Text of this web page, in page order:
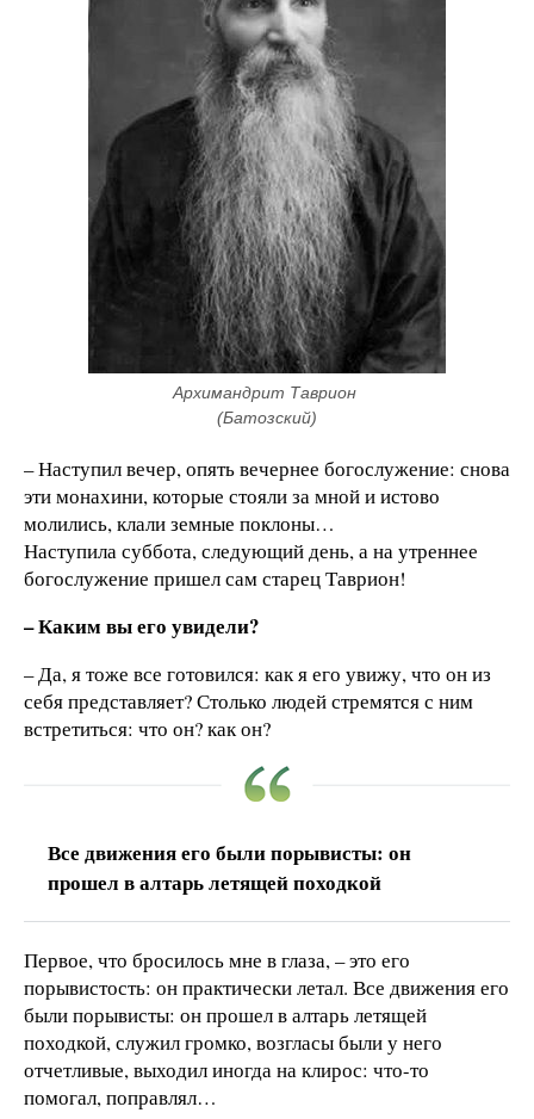
Архимандрит Таврион
(Батозский)
– Наступил вечер, опять вечернее богослужение: снова
эти монахини, которые стояли за мной и истово
молились, клали земные поклоны…
Наступила суббота, следующий день, а на утреннее
богослужение пришел сам старец Таврион!
–Каким вы его увидели?
– Да, я тоже все готовился: как я его увижу, что он из
себя представляет? Столько людей стремятся с ним
встретиться: что он? как он?
Все движения его были порывисты: он
прошел в алтарь летящей походкой
Первое, что бросилось мне в глаза, – это его
порывистость: он практически летал. Все движения его
были порывисты: он прошел в алтарь летящей
походкой, служил громко, возгласы были у него
отчетливые, выходил иногда на клирос: что-то
помогал, поправлял…